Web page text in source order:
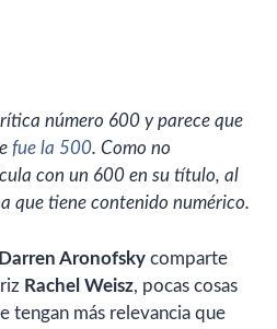
número 600 y parece que
fue la 500. Como no
con un 600 en su título, al
que tiene contenido numérico.
Darren Aronofsky comparte
Rachel Weisz, pocas cosas
tengan más relevancia que